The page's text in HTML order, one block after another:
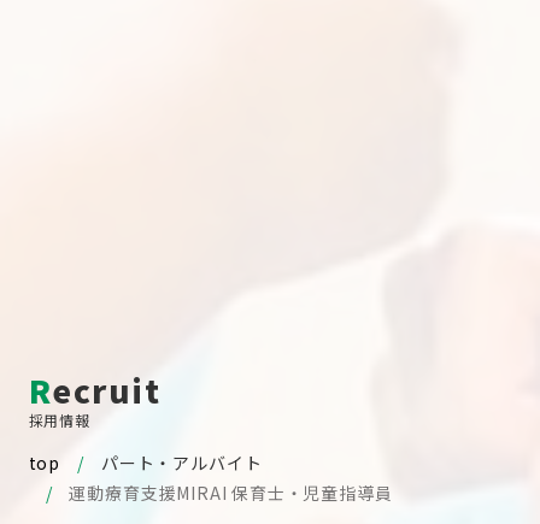
Recruit
採用情報
top
パート・アルバイト
運動療育支援MIRAI 保育士・児童指導員